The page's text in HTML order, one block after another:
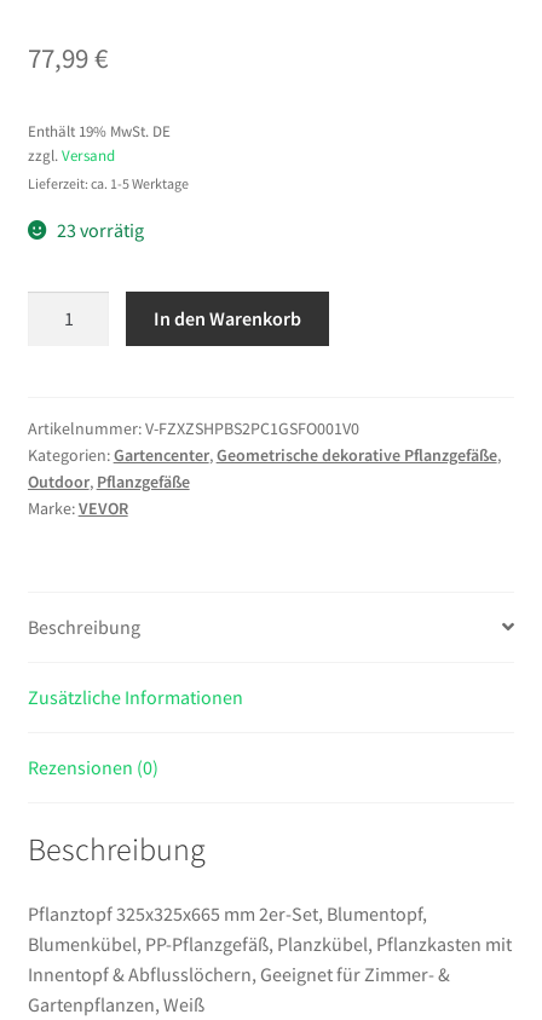
77,99€
Enthält 19% MwSt. DE
zzgl. Versand
Lieferzeit: ca. 1-5 Werktage
23 vorrätig
2er-
Set,
Blumentopf,
Blumenkübel,
Pflanzkasten
Innentopf
Abflusslöchern,
Zimmer-
Gartenpflanzen,
Weiß
Menge
In den Warenkorb
Artikelnummer:V-FZXZSHPBS2PC1GSFO001V0
Kategorien:Gartencenter,Geometrische dekorative Pflanzgefäße,
Outdoor, Pflanzgefäße
Marke:VEVOR
Beschreibung
Zusätzliche Informationen
Rezensionen (0)
Beschreibung
Pflanztopf 325x325x665 mm 2er-Set, Blumentopf,
Blumenkübel, PP-Pflanzgefäß, Planzkübel, Pflanzkasten mit
Innentopf & Abflusslöchern, Geeignet für Zimmer- &
Gartenpflanzen, Weiß